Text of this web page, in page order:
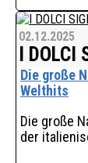
02.12.2025
I DOLCI
Die große
Welthits
Die große
der